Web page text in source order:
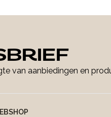
van aanbiedingen en